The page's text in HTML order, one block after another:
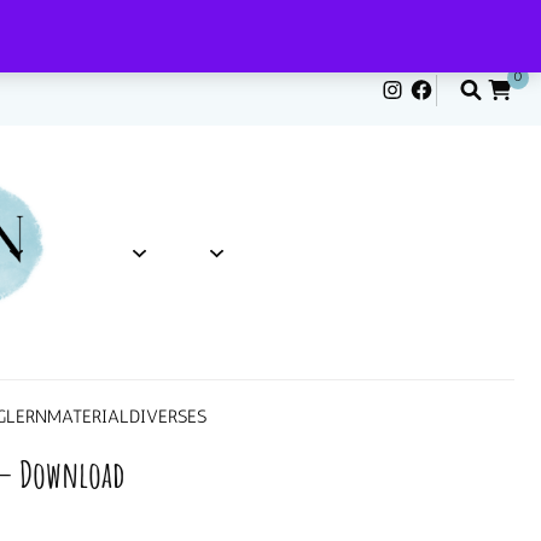
0
LERNMATERIALDIVERSES
Download